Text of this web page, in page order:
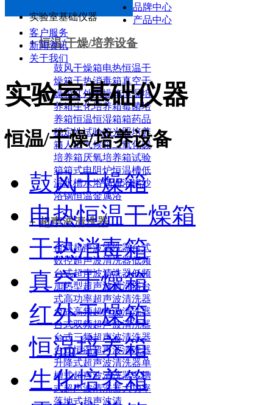
实验室基础仪器
+恒温/干燥/培养设备
鼓风干燥箱电热恒温干
燥箱干热消毒箱真空干
燥箱红外干燥箱恒温培
养箱生化培养箱霉菌培
养箱恒温恒湿箱箱药品
稳定性试验箱光照培养
箱人工气候箱二氧化碳
培养箱厌氧培养箱试验
箱箱式电阻炉恒温槽低
温水槽水浴锅油浴锅沙
浴锅恒温金属浴
+超声波清洗器
台式超声波清洗器台式
数控超声波清洗器低频
台式超声波清洗器低频
加热型超声波清洗器台
式高功率超声波清洗器
台式高频超声波清洗器
台式双频超声波清洗器
台式三频超声波清洗器
台式恒温超声波清洗器
升降式超声波清洗器单
槽式超声波清洗器多槽
式超声波清洗器大功率
落地式超声波清
品牌中心
产品中心
客户服务
新闻资讯
关于我们
实验室基础仪器
恒温/干燥/培养设备
鼓风干燥箱
电热恒温干燥箱
干热消毒箱
真空干燥箱
红外干燥箱
恒温培养箱
生化培养箱